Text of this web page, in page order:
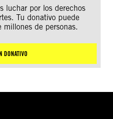
luchar por los derechos
Tu donativo puede
millones de personas.
DONATIVO